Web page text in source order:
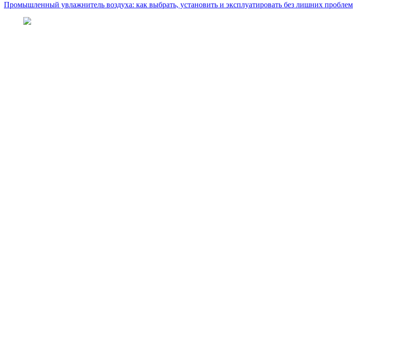
Промышленный увлажнитель воздуха: как выбрать, установить и эксплуатировать без лишних проблем